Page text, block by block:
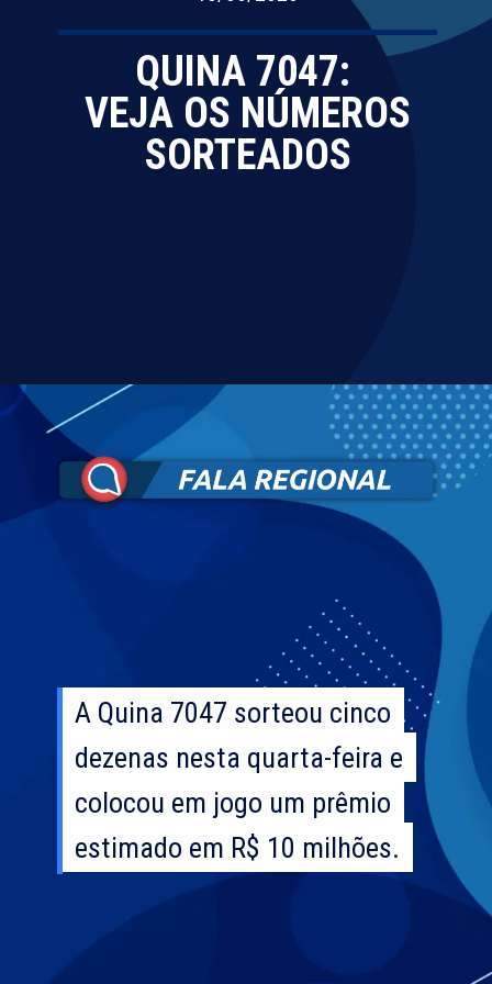
QUINA 7047:
VEJA OS NÚMEROS
SORTEADOS
A Quina 7047 sorteou cinco
dezenas nesta quarta-feira e
colocou em jogo um prêmio
estimado em R$ 10 milhões.
A Quina 7047 sorteou cinco
dezenas nesta quarta-feira e
colocou em jogo um prêmio
estimado em R$ 10 milhões.